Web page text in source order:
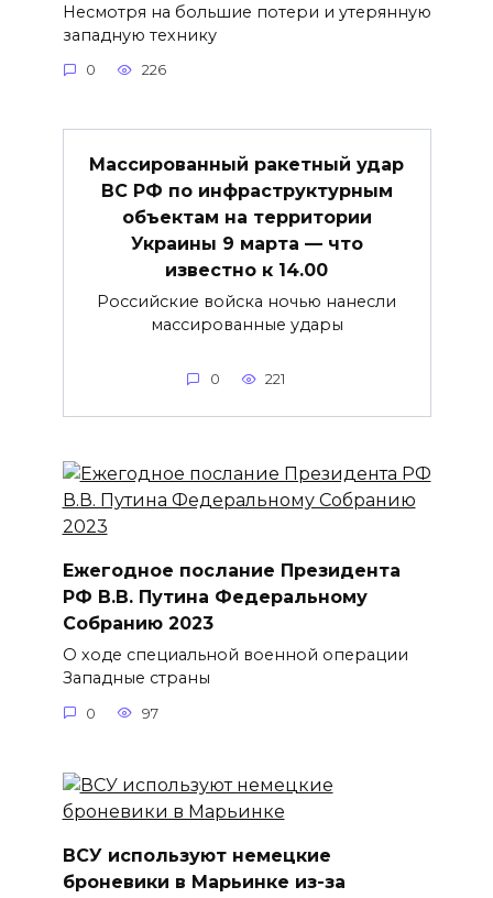
Несмотря на большие потери и утерянную
западную технику
0 226
Массированный ракетный удар
ВС РФ по инфраструктурным
объектам на территории
Украины 9 марта — что
известно к 14.00
Российские войска ночью нанесли
массированные удары
0 221
Ежегодное послание Президента
РФ В.В. Путина Федеральному
Собранию 2023
О ходе специальной военной операции
Западные страны
0 97
ВСУ используют немецкие
броневики в Марьинке из-за